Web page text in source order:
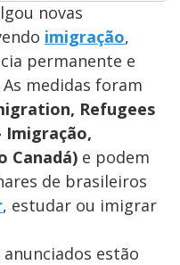
novas
imigração,
permanente e
medidas foram
Refugees
Imigração,
Canadá) e podem
de brasileiros
, estudar ou imigrar
estão